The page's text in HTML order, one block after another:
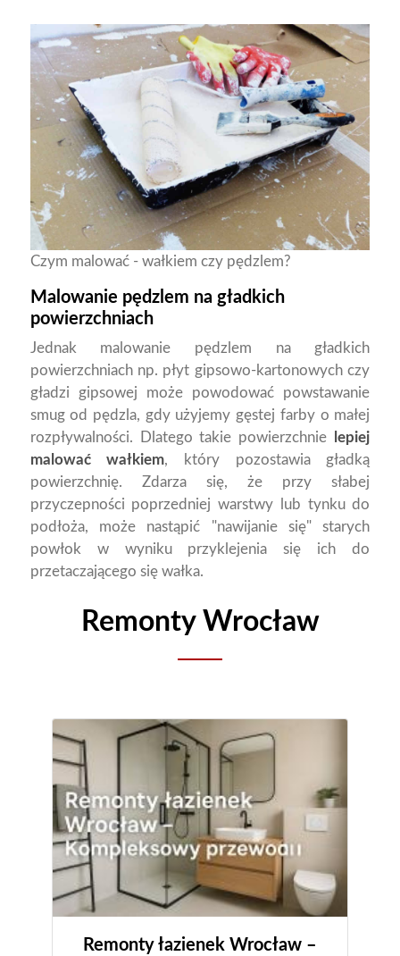
Czym malować - wałkiem czy pędzlem?
Malowanie pędzlem na gładkich
powierzchniach
Jednak malowanie pędzlem na gładkich
powierzchniach np. płyt gipsowo-kartonowych czy
gładzi gipsowej może powodować powstawanie
smug od pędzla, gdy użyjemy gęstej farby o małej
rozpływalności. Dlatego takie powierzchnie
lepiej
malować wałkiem, który pozostawia gładką
powierzchnię. Zdarza się, że przy słabej
przyczepności poprzedniej warstwy lub tynku do
podłoża, może nastąpić "nawijanie się" starych
powłok w wyniku przyklejenia się ich do
przetaczającego się wałka.
Remonty Wrocław
Remonty łazienek Wrocław –